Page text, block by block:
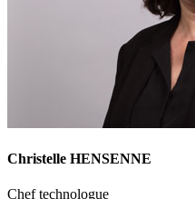
Christelle HENSENNE
Chef technologue